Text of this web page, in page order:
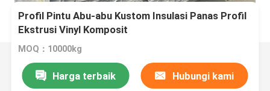
Profil Pintu Abu-abu Kustom Insulasi Panas Profil
Ekstrusi Vinyl Komposit
MOQ：10000kg
Harga terbaik Hubungi kami